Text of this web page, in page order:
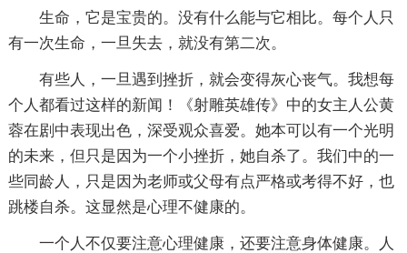
生命，它是宝贵的。没有什么能与它相比。每个人只
有一次生命，一旦失去，就没有第二次。
有些人，一旦遇到挫折，就会变得灰心丧气。我想每
个人都看过这样的新闻！《射雕英雄传》中的女主人公黄
蓉在剧中表现出色，深受观众喜爱。她本可以有一个光明
的未来，但只是因为一个小挫折，她自杀了。我们中的一
些同龄人，只是因为老师或父母有点严格或考得不好，也
跳楼自杀。这显然是心理不健康的。
一个人不仅要注意心理健康，还要注意身体健康。人